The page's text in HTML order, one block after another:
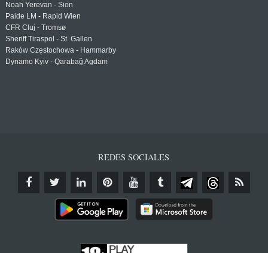
Noah Yerevan - Sion
Paide LM - Rapid Wien
CFR Cluj - Tromsø
Sheriff Tiraspol - St. Gallen
Raków Częstochowa - Hammarby
Dynamo Kyiv - Qarabağ Agdam
REDES SOCIALES